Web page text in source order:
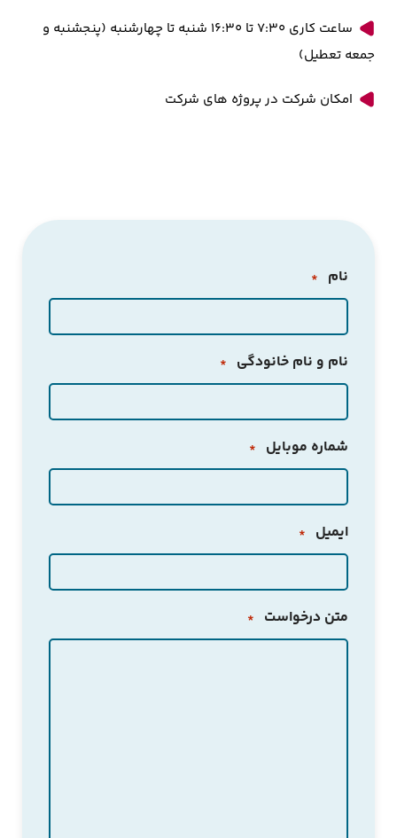
ساعت کاری 7:30 تا 16:30 شنبه تا چهارشنبه (پنجشنبه و
جمعه تعطیل)
امکان شرکت در پروژه های شرکت
نام *
نام و نام خانودگی *
شماره موبایل *
ایمیل *
متن درخواست *